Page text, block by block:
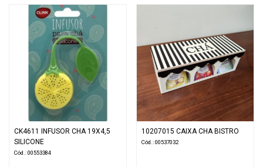
CK4611 INFUSOR CHA 19X4,5
SILICONE
Cód.: 00553384
10207015 CAIXA CHA BISTRO
Cód.: 00537032